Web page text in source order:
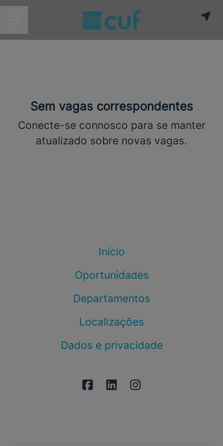
MENU DE CARREIRAS
Sem vagas correspondentes
Conecte-se connosco para se manter
atualizado sobre novas vagas.
Início
Oportunidades
Departamentos
Localizações
Dados e privacidade